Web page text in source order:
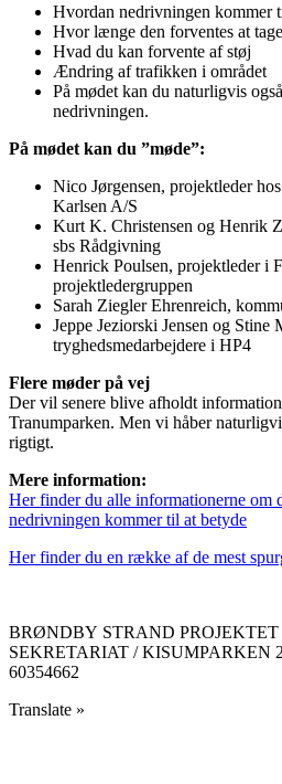
Hvordan nedrivningen kommer
Hvor længe den forventes at tage
Hvad du kan forvente af støj
Ændring af trafikken i området
På mødet kan du naturligvis
nedrivningen.
På mødet kan du ”møde”:
Nico Jørgensen, projektleder
Karlsen A/S
Kurt K. Christensen og Henrik
sbs Rådgivning
Henrick Poulsen, projektleder i
projektledergruppen
Sarah Ziegler Ehrenreich,
Jeppe Jeziorski Jensen og Stine
tryghedsmedarbejdere i HP4
Flere møder på vej
Der vil senere blive afholdt
Tranumparken. Men vi håber
rigtigt.
Mere information:
Her finder du alle informationerne om
nedrivningen kommer til at betyde
Her finder du en række af de mest
BRØNDBY STRAND
SEKRETARIAT / KISUMPARKEN
60354662
Translate »